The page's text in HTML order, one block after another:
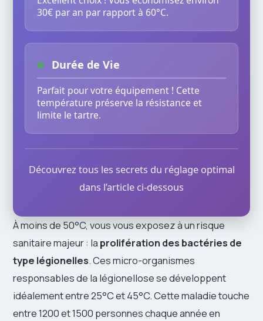
30€ par an par rapport à 60°C.
Durée de Vie
Parfait pour votre équipement ! Cette
température préserve la résistance et
limite le tartre.
Découvrez tous les secrets du réglage optimal
dans l’article ci-dessous
À moins de 50°C, vous vous exposez à un risque
sanitaire majeur : la prolifération des bactéries de
type légionelles. Ces micro-organismes
responsables de la légionellose se développent
idéalement entre 25°C et 45°C. Cette maladie touche
entre 1200 et 1500 personnes chaque année en